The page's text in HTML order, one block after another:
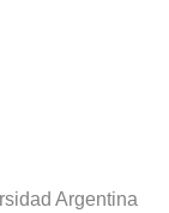
Argentina